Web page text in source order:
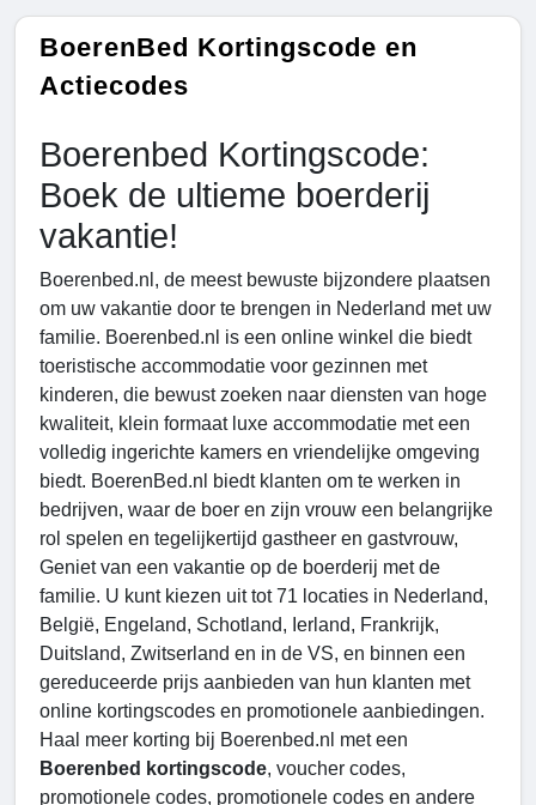
BoerenBed Kortingscode en
Actiecodes
Boerenbed Kortingscode:
Boek de ultieme boerderij
vakantie!
Boerenbed.nl, de meest bewuste bijzondere plaatsen
om uw vakantie door te brengen in Nederland met uw
familie. Boerenbed.nl is een online winkel die biedt
toeristische accommodatie voor gezinnen met
kinderen, die bewust zoeken naar diensten van hoge
kwaliteit, klein formaat luxe accommodatie met een
volledig ingerichte kamers en vriendelijke omgeving
biedt. BoerenBed.nl biedt klanten om te werken in
bedrijven, waar de boer en zijn vrouw een belangrijke
rol spelen en tegelijkertijd gastheer en gastvrouw,
Geniet van een vakantie op de boerderij met de
familie. U kunt kiezen uit tot 71 locaties in Nederland,
België, Engeland, Schotland, Ierland, Frankrijk,
Duitsland, Zwitserland en in de VS, en binnen een
gereduceerde prijs aanbieden van hun klanten met
online kortingscodes en promotionele aanbiedingen.
Haal meer korting bij Boerenbed.nl met een
Boerenbed kortingscode, voucher codes,
promotionele codes, promotionele codes en andere